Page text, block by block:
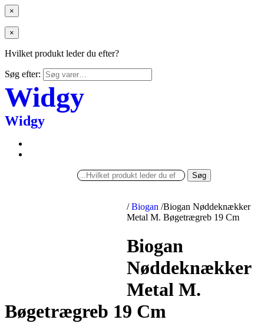
×
×
Hvilket produkt leder du efter?
Søg efter:
Widgy
Widgy
Søg
/ Biogan /Biogan Nøddeknækker
Metal M. Bøgetrægreb 19 Cm
Biogan
Nøddeknækker
Metal M.
Bøgetrægreb 19 Cm